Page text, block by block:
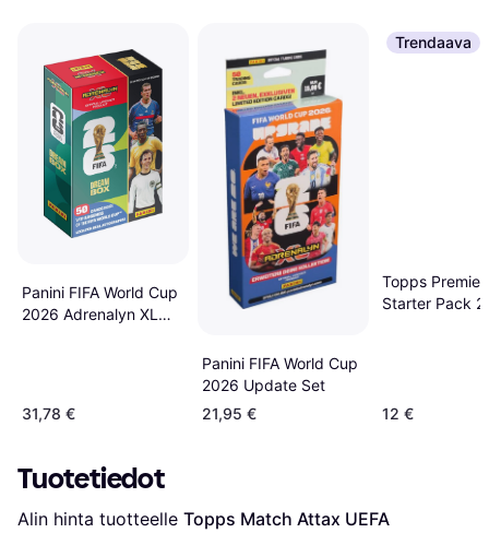
Panini FIFA World Cup
2026 Adrenalyn XL
31,78 €
Panini FIFA World Cup
2026 Update Set
21,95 €
Trendaava
Topps
Starter Pack
12 €
Tuotetiedot
Alin hinta tuotteelle Topps Match Attax UEFA